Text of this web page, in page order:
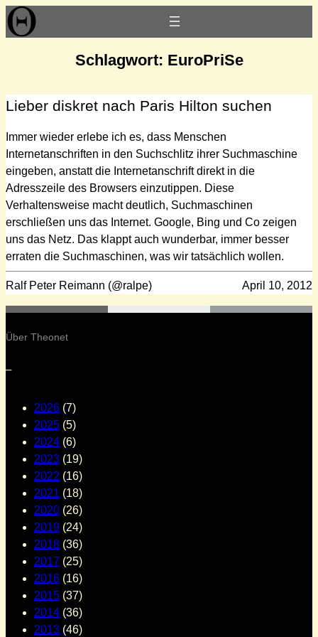
Zum
Inhalt
Schlagwort: EuroPriSe
Lieber diskret nach Paris Hilton suchen
Immer wieder erlebe ich es, dass Menschen
Internetanschriften in den Suchschlitz ihrer Suchmaschine
eingeben, anstatt die Internetanschrift direkt in die
Adresszeile des Browsers einzutippen. Diese
Verhaltensweise macht deutlich, Suchmaschinen
erschließen uns das Internet. Google, Bing und Co zeigen
uns das Netz. Das klappt auch wunderbar, immer besser
erraten die Suchmaschinen, was wir tatsächlich wollen.
Ralf Peter Reimann (@ralpe) April 10, 2012
Über Theonet
–
2026 (7)
2025 (5)
2024 (6)
2023 (19)
2022 (16)
2021 (18)
2020 (26)
2019 (24)
2018 (36)
2017 (25)
2016 (16)
2015 (37)
2014 (36)
2013 (46)